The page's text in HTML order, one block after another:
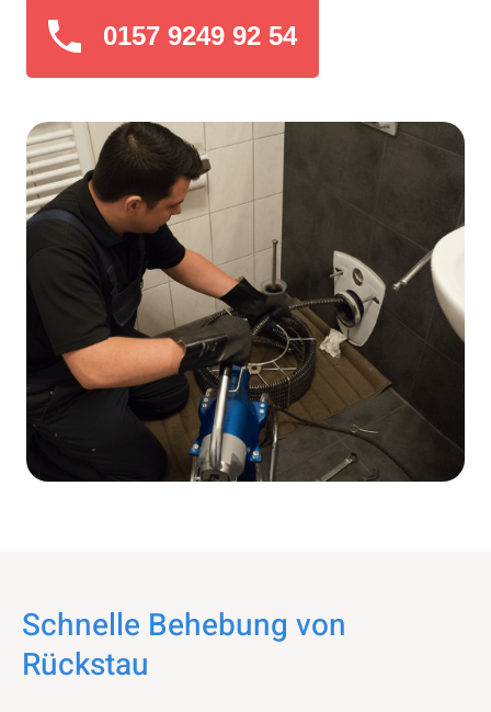
0157 9249 92 54
Schnelle Behebung von
Rückstau